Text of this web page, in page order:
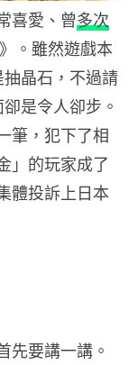
喜愛、曾多次
。雖然遊戲本
晶石，不過請
是令人卻步。
筆，犯下了相
」的玩家成了
體投訴上日本
先要講一講。